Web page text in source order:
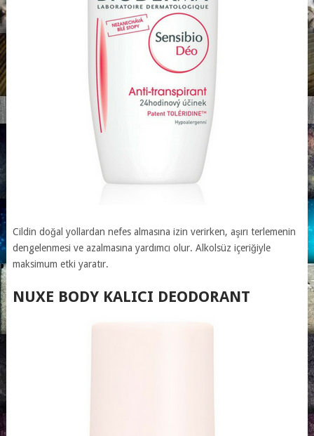
Cildin doğal yollardan nefes almasına izin verirken, aşırı terlemenin
dengelenmesi ve azalmasına yardımcı olur. Alkolsüz içeriğiyle
maksimum etki yaratır.
NUXE BODY KALICI DEODORANT